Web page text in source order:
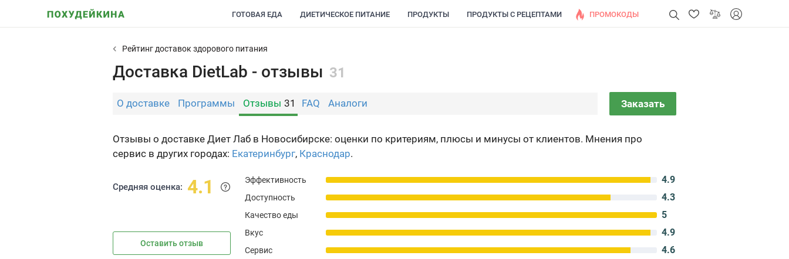
ГОТОВАЯ ЕДА ДИЕТИЧЕСКОЕ ПИТАНИЕ ПРОДУКТЫ ПРОДУКТЫ С РЕЦЕПТАМИ ПРОМОКОДЫ
Рейтинг доставок здорового питания
Доставка DietLab - отзывы 31
О доставке Программы Отзывы 31 FAQ Аналоги Заказать
Отзывы о доставке Диет Лаб в Новосибирске: оценки по критериям, плюсы и минусы от клиентов. Мнения про
сервис в других городах: Екатеринбург, Краснодар.
Средняя оценка: 4.1
Оставить отзыв
Эффективность 4.9
Доступность 4.3
Качество еды 5
Вкус 4.9
Сервис 4.6